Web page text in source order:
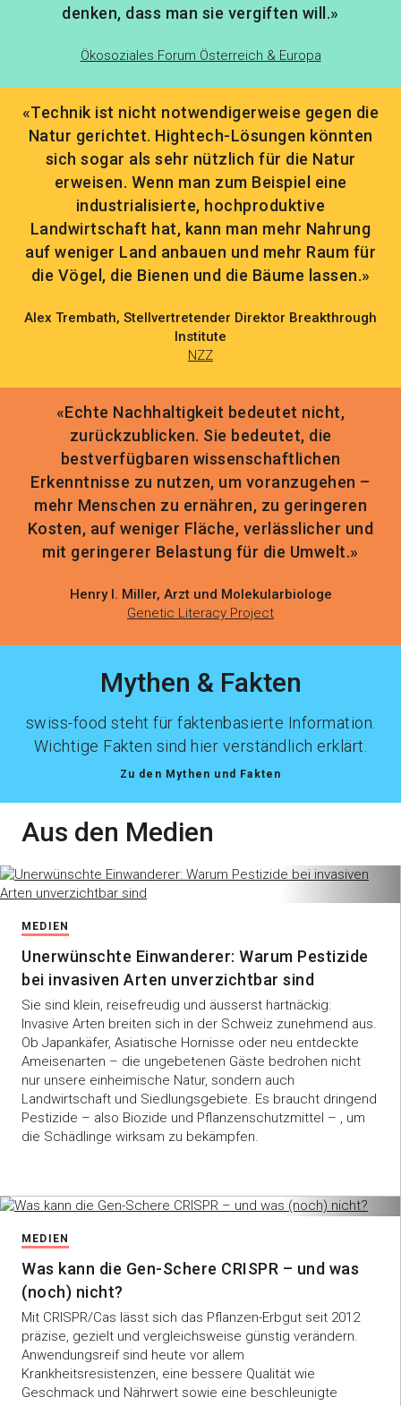
denken, dass man sie vergiften will.»
Ökosoziales Forum Österreich & Europa
«Technik ist nicht notwendigerweise gegen die
Natur gerichtet. Hightech-Lösungen könnten
sich sogar als sehr nützlich für die Natur
erweisen. Wenn man zum Beispiel eine
industrialisierte, hochproduktive
Landwirtschaft hat, kann man mehr Nahrung
auf weniger Land anbauen und mehr Raum für
die Vögel, die Bienen und die Bäume lassen.»
Alex Trembath, Stellvertretender Direktor Breakthrough
Institute
NZZ
«Echte Nachhaltigkeit bedeutet nicht,
zurückzublicken. Sie bedeutet, die
bestverfügbaren wissenschaftlichen
Erkenntnisse zu nutzen, um voranzugehen –
mehr Menschen zu ernähren, zu geringeren
Kosten, auf weniger Fläche, verlässlicher und
mit geringerer Belastung für die Umwelt.»
Henry I. Miller, Arzt und Molekularbiologe
Genetic Literacy Project
Mythen & Fakten
swiss-food steht für faktenbasierte Information.
Wichtige Fakten sind hier verständlich erklärt.
Zu den Mythen und Fakten
Aus den Medien
MEDIEN
Unerwünschte Einwanderer: Warum Pestizide
bei invasiven Arten unverzichtbar sind
Sie sind klein, reisefreudig und äusserst hartnäckig:
Invasive Arten breiten sich in der Schweiz zunehmend aus.
Ob Japankäfer, Asiatische Hornisse oder neu entdeckte
Ameisenarten – die ungebetenen Gäste bedrohen nicht
nur unsere einheimische Natur, sondern auch
Landwirtschaft und Siedlungsgebiete. Es braucht dringend
Pestizide – also Biozide und Pflanzenschutzmittel – , um
die Schädlinge wirksam zu bekämpfen.
MEDIEN
Was kann die Gen-Schere CRISPR – und was
(noch) nicht?
Mit CRISPR/Cas lässt sich das Pflanzen-Erbgut seit 2012
präzise, gezielt und vergleichsweise günstig verändern.
Anwendungsreif sind heute vor allem
Krankheitsresistenzen, eine bessere Qualität wie
Geschmack und Nährwert sowie eine beschleunigte